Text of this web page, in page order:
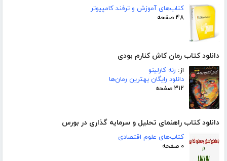
کتاب‌های آموزش و ترفند کامپیوتر
۴۸ صفحه
دانلود کتاب رمان کاش کنارم بودی
از: رنه کارلینو
دانلود رایگان بهترین رمان‌ها
۳۱۲ صفحه
دانلود کتاب راهنمای تحلیل و سرمایه گذاری در بورس
کتاب‌های علوم اقتصادی
۰ صفحه